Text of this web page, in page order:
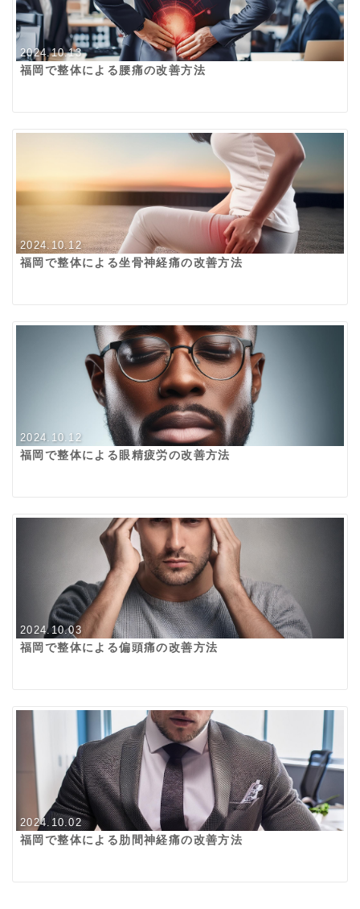
2024.10.13
福岡で整体による腰痛の改善方法
2024.10.12
福岡で整体による坐骨神経痛の改善方法
2024.10.12
福岡で整体による眼精疲労の改善方法
2024.10.03
福岡で整体による偏頭痛の改善方法
2024.10.02
福岡で整体による肋間神経痛の改善方法